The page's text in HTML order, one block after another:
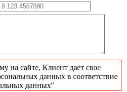
на сайте, Клиент дает свое
данных в соответствие
данных"